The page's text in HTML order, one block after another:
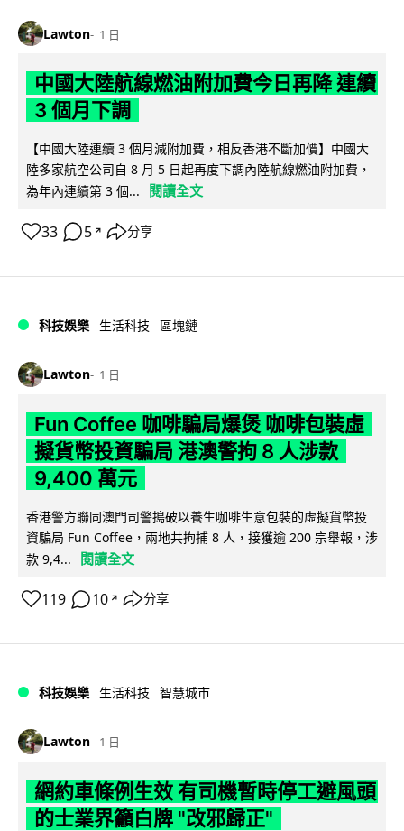
Lawton 1 日
中國大陸航線燃油附加費今日再降 連續
3 個月下調
【中國大陸連續 3 個月減附加費，相反香港不斷加價】中國大
陸多家航空公司自 8 月 5 日起再度下調內陸航線燃油附加費，
為年內連續第 3 個...
閱讀全文
33 5 ↗ 分享
科技娛樂 生活科技 區塊鏈
Lawton 1 日
Fun Coffee 咖啡騙局爆煲 咖啡包裝虛
擬貨幣投資騙局 港澳警拘 8 人涉款
9,400 萬元
香港警方聯同澳門司警搗破以養生咖啡生意包裝的虛擬貨幣投
資騙局 Fun Coffee，兩地共拘捕 8 人，接獲逾 200 宗舉報，涉
款 9,4...
閱讀全文
119 10 ↗ 分享
科技娛樂 生活科技 智慧城市
Lawton 1 日
網約車條例生效 有司機暫時停工避風頭
的士業界籲白牌 "改邪歸正"